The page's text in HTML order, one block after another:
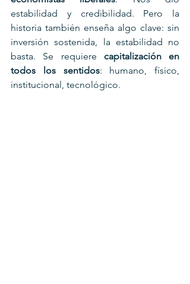
estabilidad y credibilidad. Pero la
historia también enseña algo clave: sin
inversión sostenida, la estabilidad no
basta. Se requiere capitalización en
todos los sentidos: humano, físico,
institucional, tecnológico.